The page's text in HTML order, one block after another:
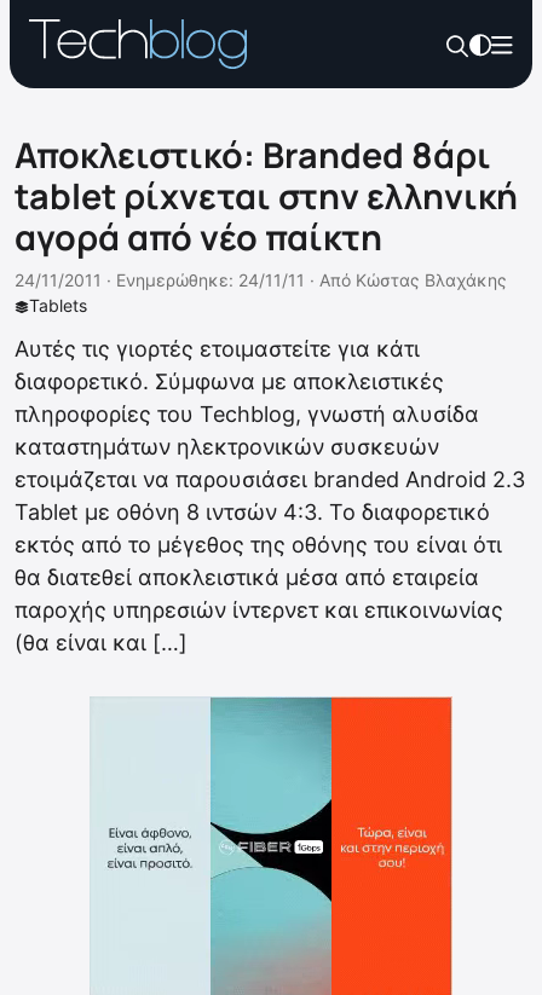
Αποκλειστικό: Branded 8άρι
tablet ρίχνεται στην ελληνική
αγορά από νέο παίκτη
Tablets
24/11/2011 · Ενημερώθηκε: 24/11/11 · Από Κώστας Βλαχάκης
Αυτές τις γιορτές ετοιμαστείτε για κάτι
διαφορετικό. Σύμφωνα με αποκλειστικές
πληροφορίες του Techblog, γνωστή αλυσίδα
καταστημάτων ηλεκτρονικών συσκευών
ετοιμάζεται να παρουσιάσει branded Android 2.3
Tablet με οθόνη 8 ιντσών 4:3. Το διαφορετικό
εκτός από το μέγεθος της οθόνης του είναι ότι
θα διατεθεί αποκλειστικά μέσα από εταιρεία
παροχής υπηρεσιών ίντερνετ και επικοινωνίας
(θα είναι και […]